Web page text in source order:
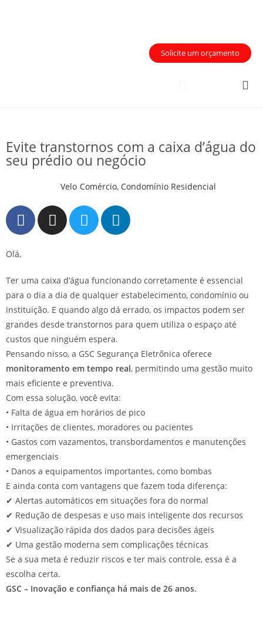
Solicite um orçamento
Evite transtornos com a caixa d’água do
seu prédio ou negócio
Velo Comércio, Condomínio Residencial
Olá,
Ter uma caixa d’água funcionando corretamente é essencial
para o dia a dia de qualquer estabelecimento, condomínio ou
instituição. E quando algo dá errado, os impactos podem ser
grandes desde transtornos para quem utiliza o espaço até
custos que ninguém espera.
Pensando nisso, a GSC Segurança Eletrônica oferece
monitoramento em tempo real, permitindo uma gestão muito
mais eficiente e preventiva.
Com essa solução, você evita:
• Falta de água em horários de pico
• Irritações de clientes, moradores ou pacientes
• Gastos com vazamentos, transbordamentos e manutenções
emergenciais
• Danos a equipamentos importantes, como bombas
E ainda conta com vantagens que fazem toda diferença:
✔ Alertas automáticos em situações fora do normal
✔ Redução de despesas e uso mais inteligente dos recursos
✔ Visualização rápida dos dados para decisões ágeis
✔ Uma gestão moderna sem complicações técnicas
Se a sua meta é reduzir riscos e ter mais controle, essa é a
escolha certa.
GSC – Inovação e confiança há mais de 26 anos.